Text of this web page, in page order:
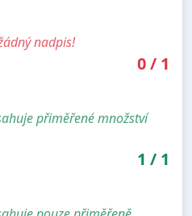
nadpis!
0/ 1
přiměřené množství
1 / 1